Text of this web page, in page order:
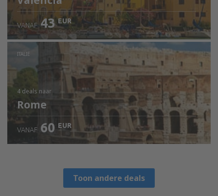
VANAF 43 EUR
ITALIË
4 deals naar
Rome
VANAF 60 EUR
Toon andere deals